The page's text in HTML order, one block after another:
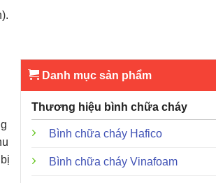
Danh mục sản phẩm
Thương hiệu bình chữa cháy
Bình chữa cháy Hafico
Bình chữa cháy Vinafoam